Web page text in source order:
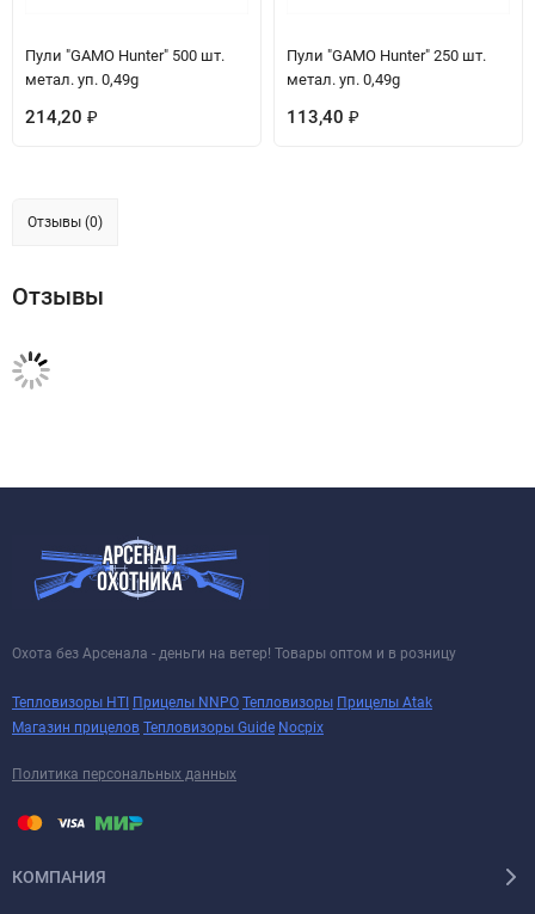
Пули "GAMO Hunter" 500 шт.
метал. уп. 0,49g
214,20 ₽
Пули "GAMO Hunter" 250 шт.
метал. уп. 0,49g
113,40 ₽
Отзывы (0)
Отзывы
Охота без Арсенала - деньги на ветер! Товары оптом и в розницу
Тепловизоры HTI Прицелы NNPO Тепловизоры Прицелы Atak
Магазин прицелов Тепловизоры Guide Nocpix
Политика персональных данных
КОМПАНИЯ